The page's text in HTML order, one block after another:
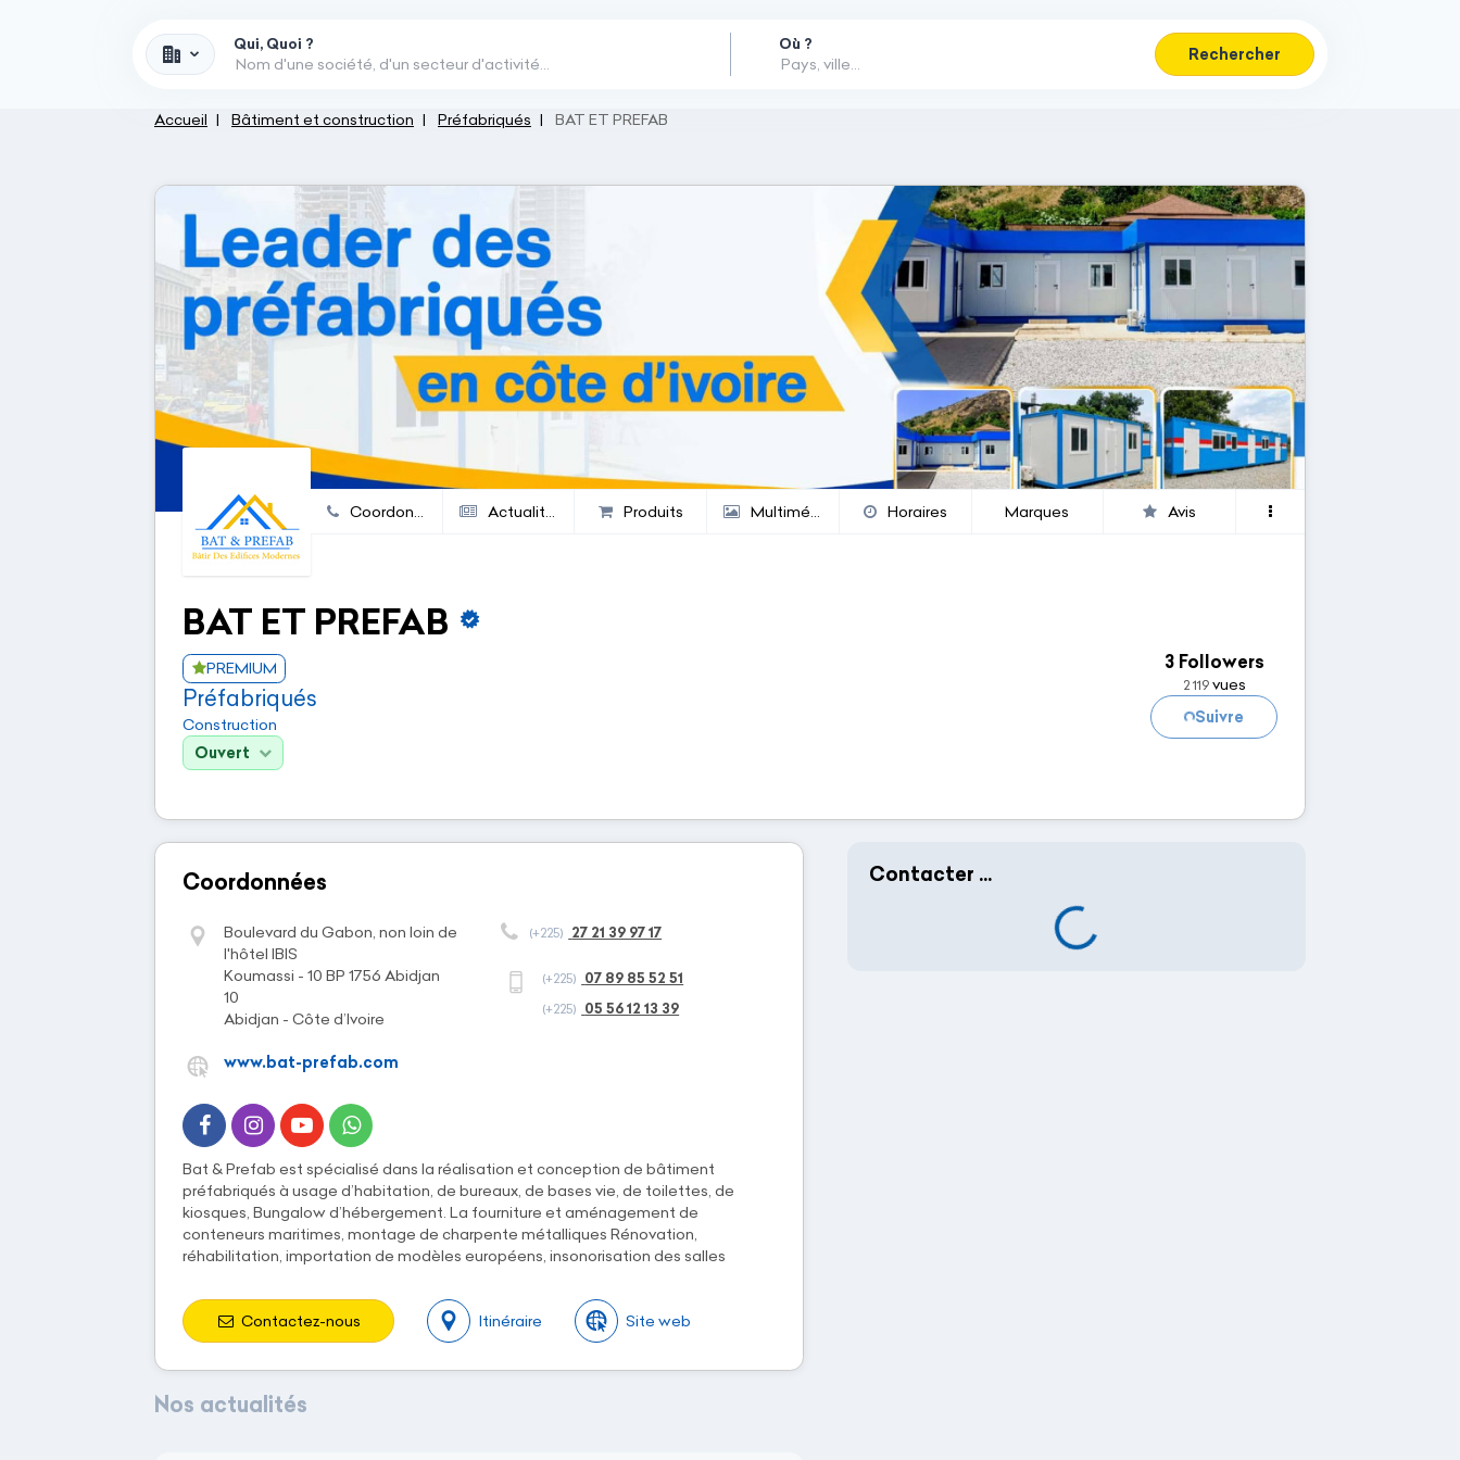
Qui, Quoi ? Où ?
Rechercher
Accueil Bâtiment et construction Préfabriqués BAT ET PREFAB
Coordonnées Actualités Produits Multimédia Horaires Marques Avis
BAT ET PREFAB
PREMIUM
Préfabriqués
Construction
Ouvert
3 Followers
2 119vues
Chargement...Suivre
Coordonnées
Boulevard du Gabon, non loin de
l'hôtel IBIS
Koumassi - 10 BP 1756 Abidjan
10
Abidjan - Côte d’Ivoire
www.bat-prefab.com
(+225) 27 21 39 97 17
(+225) 07 89 85 52 51
(+225) 05 56 12 13 39
Bat & Prefab est spécialisé dans la réalisation et conception de bâtiment
préfabriqués à usage d’habitation, de bureaux, de bases vie, de toilettes, de
kiosques, Bungalow d’hébergement. La fourniture et aménagement de
conteneurs maritimes, montage de charpente métalliques Rénovation,
réhabilitation, importation de modèles européens, insonorisation des salles
Contactez-nous Itinéraire Site web
Nos actualités
Contacter ...
Chargement...